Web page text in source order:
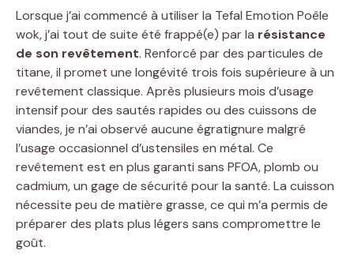
Lorsque j’ai commencé à utiliser la Tefal Emotion Poêle
wok, j’ai tout de suite été frappé(e) par la résistance
de son revêtement. Renforcé par des particules de
titane, il promet une longévité trois fois supérieure à un
revêtement classique. Après plusieurs mois d’usage
intensif pour des sautés rapides ou des cuissons de
viandes, je n’ai observé aucune égratignure malgré
l’usage occasionnel d’ustensiles en métal. Ce
revêtement est en plus garanti sans PFOA, plomb ou
cadmium, un gage de sécurité pour la santé. La cuisson
nécessite peu de matière grasse, ce qui m’a permis de
préparer des plats plus légers sans compromettre le
goût.